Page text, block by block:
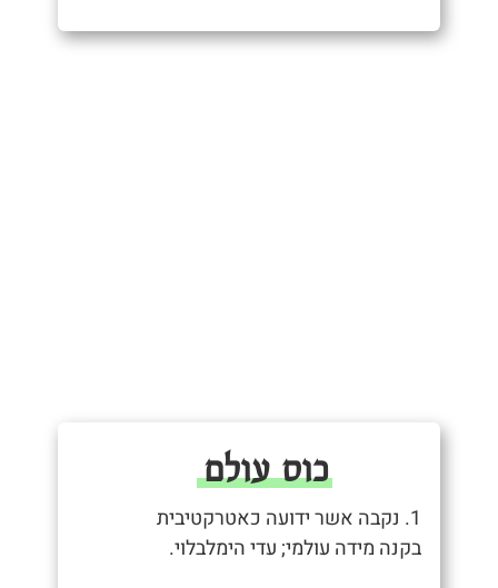
כוס עולם
1. נקבה אשר ידועה כאטרקטיבית
בקנה מידה עולמי; עדי הימלבלוי.